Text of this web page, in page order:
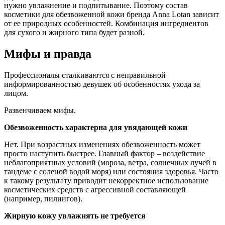
нужно увлажнение и подпитывание. Поэтому состав
косметики для обезвоженной кожи бренда Anna Lotan зависит
от ее природных особенностей. Комбинация ингредиентов
для сухого и жирного типа будет разной.
Мифы и правда
Профессионалы сталкиваются с неправильной
информированностью девушек об особенностях ухода за
лицом.
Развенчиваем мифы.
Обезвоженность характерна для увядающей кожи
Нет. При возрастных изменениях обезвоженность может
просто наступить быстрее. Главный фактор – воздействие
неблагоприятных условий (мороза, ветра, солнечных лучей в
тандеме с соленой водой моря) или состояния здоровья. Часто
к такому результату приводит некорректное использование
косметических средств с агрессивной составляющей
(например, пилингов).
Жирную кожу увлажнять не требуется